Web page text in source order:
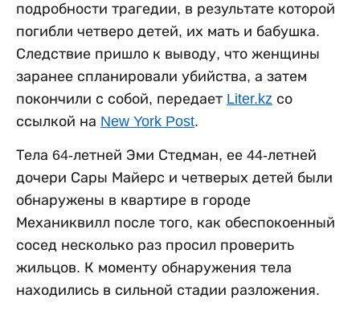
подробности трагедии, в результате которой
погибли четверо детей, их мать и бабушка.
Следствие пришло к выводу, что женщины
заранее спланировали убийства, а затем
покончили с собой, передает Liter.kz со
ссылкой на New York Post.
Тела 64-летней Эми Стедман, ее 44-летней
дочери Сары Майерс и четверых детей были
обнаружены в квартире в городе
Механиквилл после того, как обеспокоенный
сосед несколько раз просил проверить
жильцов. К моменту обнаружения тела
находились в сильной стадии разложения.